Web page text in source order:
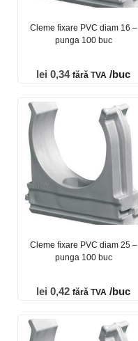
Cleme fixare PVC diam 16 –
punga 100 buc
lei 0,34 fără TVA /buc
Cleme fixare PVC diam 25 –
punga 100 buc
lei 0,42 fără TVA /buc